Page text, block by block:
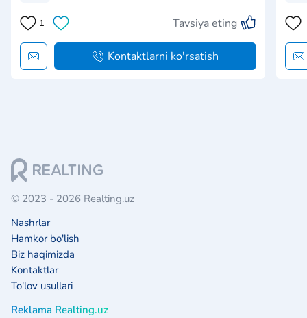
1 Tavsiya eting
Kontaktlarni ko'rsatish
© 2023 - 2026 Realting.uz
Nashrlar
Hamkor bo'lish
Biz haqimizda
Kontaktlar
To'lov usullari
Reklama Realting.uz